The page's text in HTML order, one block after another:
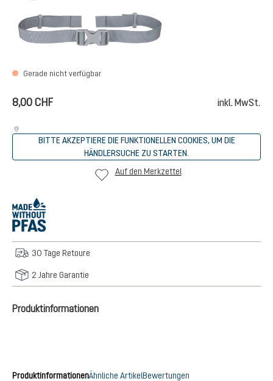
Gerade nicht verfügbar
8,00 CHF inkl. MwSt.
BITTE AKZEPTIERE DIE FUNKTIONELLEN COOKIES, UM DIE
HÄNDLERSUCHE ZU STARTEN.
Auf den Merkzettel
30 Tage Retoure
2 Jahre Garantie
Produktinformationen
ProduktinformationenÄhnliche ArtikelBewertungen